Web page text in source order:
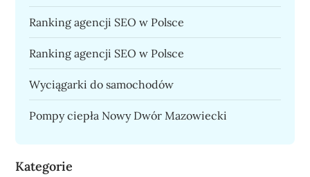
Ranking agencji SEO w Polsce
Ranking agencji SEO w Polsce
Wyciągarki do samochodów
Pompy ciepła Nowy Dwór Mazowiecki
Kategorie